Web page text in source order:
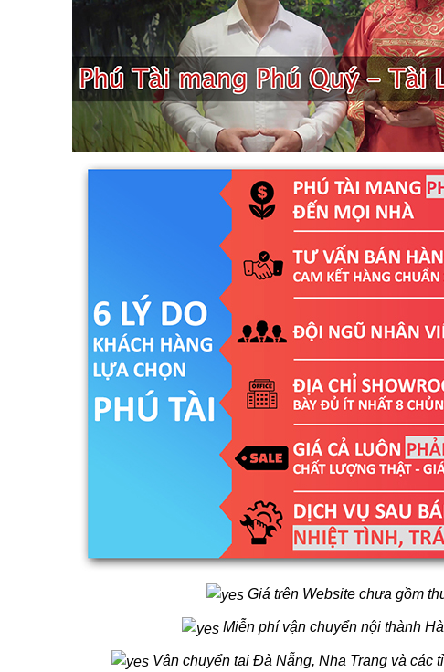
Giá trên Website chưa gồm
Miễn phí vận chuyển nội thành
Vận chuyển tại Đà Nẵng, Nha Trang và các